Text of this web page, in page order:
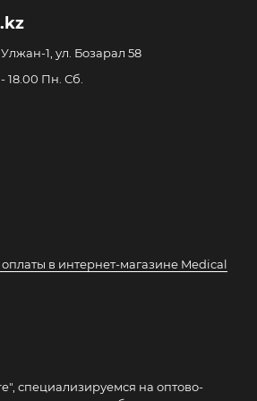
1, ул. Бозарал 58
18.00 Пн. Сб.
в интернет-магазине Medical
специализируемся на оптово-